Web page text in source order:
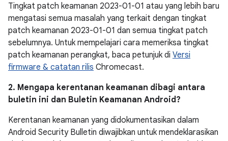
Tingkat patch keamanan 2023-01-01 atau yang lebih baru
mengatasi semua masalah yang terkait dengan tingkat
patch keamanan 2023-01-01 dan semua tingkat patch
sebelumnya. Untuk mempelajari cara memeriksa tingkat
patch keamanan perangkat, baca petunjuk di Versi
firmware & catatan rilis Chromecast.
2. Mengapa kerentanan keamanan dibagi antara
buletin ini dan Buletin Keamanan Android?
Kerentanan keamanan yang didokumentasikan dalam
Android Security Bulletin diwajibkan untuk mendeklarasikan